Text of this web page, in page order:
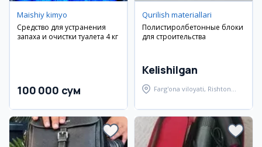
Maishiy kimyo
Средство для устранения
запаха и очистки туалета 4 кг
100 000 сум
Qurilish materiallari
Полистиролбетонные блоки
для строительства
Kelishilgan
Farg'ona viloyati, Rishton